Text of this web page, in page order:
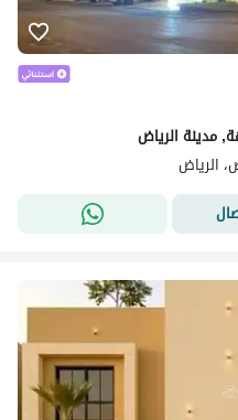
مدينة الرياض
الرياض